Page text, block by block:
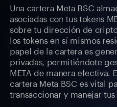
Una cartera Meta BSC
asociadas con tus tokens
sobre tu dirección de
los tokens en sí mismos
papel de la cartera es
privadas, permitiéndote
META de manera efectiva.
cartera Meta BSC es vital
transaccionar y manejar tus